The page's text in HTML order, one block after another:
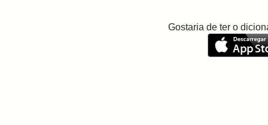
Gostaria de ter o